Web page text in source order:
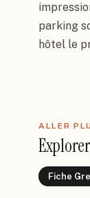
parking
hôtel le
ALLER
Fiche